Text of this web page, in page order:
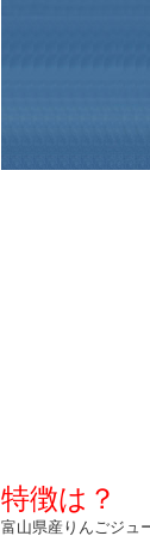
特徴は？
富山県産りんごジュ